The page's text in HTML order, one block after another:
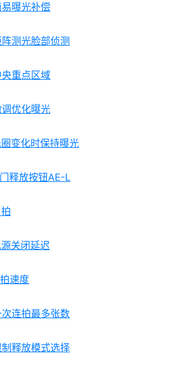
曝光补偿
测光脸部侦测
重点区域
优化曝光
变化时保持曝光
释放按钮AE-L
关闭延迟
速度
连拍最多张数
释放模式选择